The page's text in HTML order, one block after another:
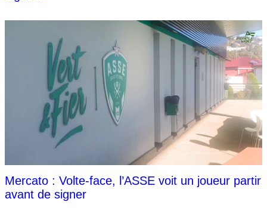
Mercato : Volte-face, l’ASSE voit un joueur partir
avant de signer